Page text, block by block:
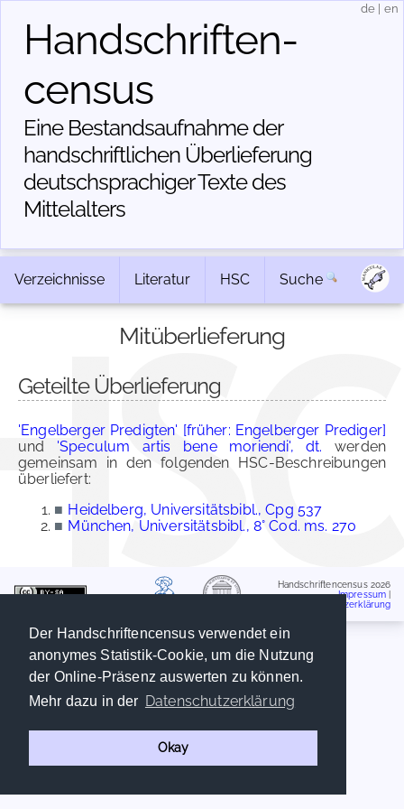
Der Handschriftencensus verwendet ein
anonymes Statistik-Cookie, um die Nutzung
der Online-Präsenz auswerten zu können.
Mehr dazu in der Datenschutzerklärung
Okay
Handschriften­
census
Eine Bestandsaufnahme der
handschriftlichen Über­lieferung
deutschsprachiger Texte des
Mittelalters
de en
Verzeichnisse Literatur HSC Suche
Mitüberlieferung
Geteilte Überlieferung
'Engelberger Predigten' [früher: Engelberger Prediger]
und 'Speculum artis bene moriendi', dt. werden
gemeinsam in den folgenden HSC-Beschreibungen
überliefert:
■ Heidelberg, Universitätsbibl., Cpg 537
■ München, Universitätsbibl., 8° Cod. ms. 270
Handschriftencensus 2026
Impressum
Datenschutzerklärung